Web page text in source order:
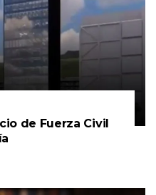
de Fuerza Civil